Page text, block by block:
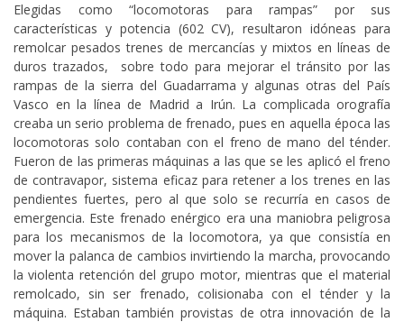
Elegidas como “locomotoras para rampas” por sus
características y potencia (602 CV), resultaron idóneas para
remolcar pesados trenes de mercancías y mixtos en líneas de
duros trazados, sobre todo para mejorar el tránsito por las
rampas de la sierra del Guadarrama y algunas otras del País
Vasco en la línea de Madrid a Irún. La complicada orografía
creaba un serio problema de frenado, pues en aquella época las
locomotoras solo contaban con el freno de mano del ténder.
Fueron de las primeras máquinas a las que se les aplicó el freno
de contravapor, sistema eficaz para retener a los trenes en las
pendientes fuertes, pero al que solo se recurría en casos de
emergencia. Este frenado enérgico era una maniobra peligrosa
para los mecanismos de la locomotora, ya que consistía en
mover la palanca de cambios invirtiendo la marcha, provocando
la violenta retención del grupo motor, mientras que el material
remolcado, sin ser frenado, colisionaba con el ténder y la
máquina. Estaban también provistas de otra innovación de la